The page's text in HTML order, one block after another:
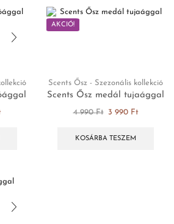
AKCIÓ!
Scents Ősz - Szezonális kollekció
Scents Ősz medál tujaággal
4 990Ft 3 990 Ft
KOSÁRBA TESZEM